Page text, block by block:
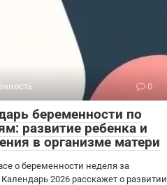
0
беременности по
развитие ребенка и
в организме матери
о беременности неделя за
2026 расскажет о развитии